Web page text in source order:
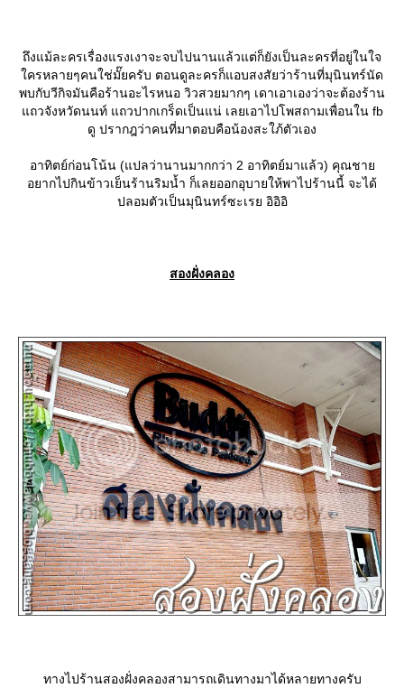
ถึงแม้ละครเรื่องแรงเงาจะจบไปนานแล้วแต่ก็ยังเป็นละครที่อยู่ในใจ
ครหลายๆคนใช่มั๊ยครับ ตอนดูละครก็แอบสงสัยว่าร้านที่มุนินทร์นัด
พบกับวีกิจมันคือร้านอะไรหนอ วิวสวยมากๆ เดาเอาเองว่าจะต้องร้าน
ถวจังหวัดนนท์ แถวปากเกร็ดเป็นแน่ เลยเอาไปโพสถามเพื่อนใน fb
ดู ปรากฎว่าคนที่มาตอบคือน้องสะใภ้ตัวเอง
อาทิตย์ก่อนโน้น (แปลว่านานมากกว่า 2 อาทิตย์มาแล้ว) คุณชา
อยากไปกินข้าวเย็นร้านริมน้ำ ก็เลยออกอุบายให้พาไปร้านนี้ จะได้
ปลอมตัวเป็นมุนินทร์ซะเรย อิอิอิ
สองฝั่งคลอง
ทางไปร้านสองฝั่งคลองสามารถเดินทางมาได้หลายทางครับ